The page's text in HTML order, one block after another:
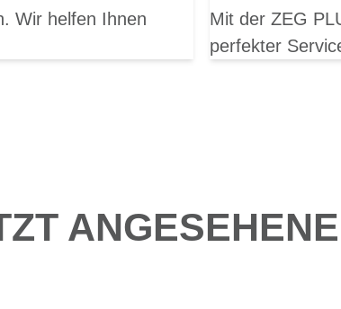
Wir helfen Ihnen
Mit der ZEG
perfekter